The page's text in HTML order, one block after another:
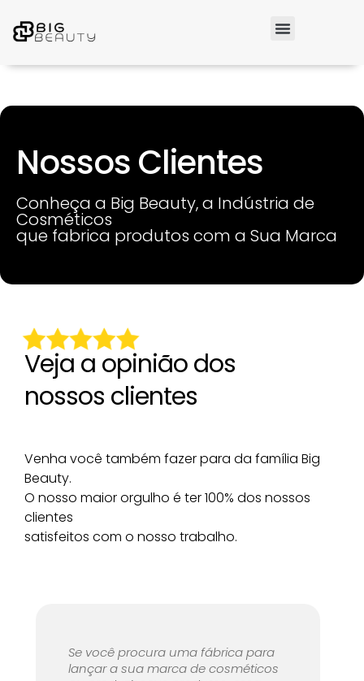
Nossos Clientes
Conheça a Big Beauty, a Indústria de
Cosméticos
que fabrica produtos com a Sua Marca
Veja a opinião dos
nossos clientes
Venha você também fazer para da família Big
Beauty.
O nosso maior orgulho é ter 100% dos nossos
clientes
satisfeitos com o nosso trabalho.
Se você procura uma fábrica para
lançar a sua marca de cosméticos